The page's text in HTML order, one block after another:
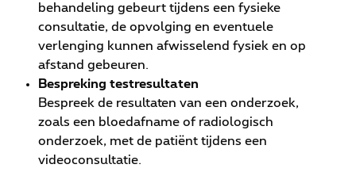
behandeling gebeurt tijdens een fysieke
consultatie, de opvolging en eventuele
verlenging kunnen afwisselend fysiek en op
afstand gebeuren.
Bespreking testresultaten
Bespreek de resultaten van een onderzoek,
zoals een bloedafname of radiologisch
onderzoek, met de patiënt tijdens een
videoconsultatie.